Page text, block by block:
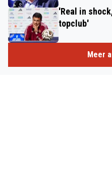
'Real in
topclub'
Meer